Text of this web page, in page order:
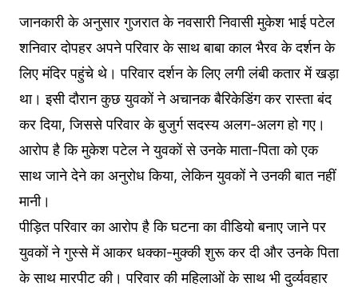
जानकारी के अनुसार गुजरात के नवसारी निवासी मुकेश भाई पटेल
शनिवार दोपहर अपने परिवार के साथ बाबा काल भैरव के दर्शन के
लिए मंदिर पहुंचे थे। परिवार दर्शन के लिए लगी लंबी कतार में खड़ा
था। इसी दौरान कुछ युवकों ने अचानक बैरिकेडिंग कर रास्ता बंद
कर दिया, जिससे परिवार के बुजुर्ग सदस्य अलग-अलग हो गए।
आरोप है कि मुकेश पटेल ने युवकों से उनके माता-पिता को एक
साथ जाने देने का अनुरोध किया, लेकिन युवकों ने उनकी बात नहीं
मानी।
पीड़ित परिवार का आरोप है कि घटना का वीडियो बनाए जाने पर
युवकों ने गुस्से में आकर धक्का-मुक्की शुरू कर दी और उनके पिता
के साथ मारपीट की। परिवार की महिलाओं के साथ भी दुर्व्यवहार